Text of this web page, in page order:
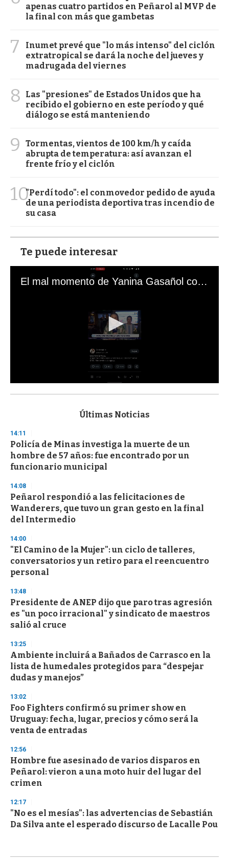
apenas cuatro partidos en Peñarol al MVP de
la final con más que gambetas
7
Inumet prevé que "lo más intenso" del ciclón
extratropical se dará la noche del jueves y
madrugada del viernes
8
Las "presiones" de Estados Unidos que ha
recibido el gobierno en este período y qué
diálogo se está manteniendo
9
Tormentas, vientos de 100 km/h y caída
abrupta de temperatura: así avanzan el
frente frío y el ciclón
10"Perdí todo": el conmovedor pedido de ayuda
de una periodista deportiva tras incendio de
su casa
Te puede interesar
El mal momento de Yanina Gasañol con un hincha argentino en "Subrayado"
s
d
s
o
f
3
s
e
c
o
n
Últimas Noticias
14:11
Policía de Minas investiga la muerte de un
hombre de 57 años: fue encontrado por un
funcionario municipal
14:08
Peñarol respondió a las felicitaciones de
Wanderers, que tuvo un gran gesto en la final
del Intermedio
14:00
"El Camino de la Mujer": un ciclo de talleres,
conversatorios y un retiro para el reencuentro
personal
13:48
Presidente de ANEP dijo que paro tras agresión
es "un poco irracional" y sindicato de maestros
salió al cruce
13:25
Ambiente incluirá a Bañados de Carrasco en la
lista de humedales protegidos para “despejar
dudas y manejos”
13:02
Foo Fighters confirmó su primer show en
Uruguay: fecha, lugar, precios y cómo será la
venta de entradas
12:56
Hombre fue asesinado de varios disparos en
Peñarol: vieron a una moto huir del lugar del
crimen
12:17
"No es el mesías": las advertencias de Sebastián
Da Silva ante el esperado discurso de Lacalle Pou